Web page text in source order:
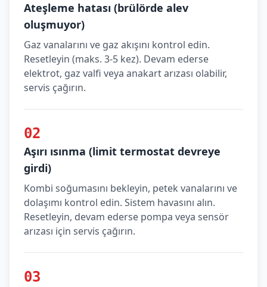
Ateşleme hatası (brülörde alev
oluşmuyor)
Gaz vanalarını ve gaz akışını kontrol edin.
Resetleyin (maks. 3-5 kez). Devam ederse
elektrot, gaz valfi veya anakart arızası olabilir,
servis çağırın.
02
Aşırı ısınma (limit termostat devreye
girdi)
Kombi soğumasını bekleyin, petek vanalarını ve
dolaşımı kontrol edin. Sistem havasını alın.
Resetleyin, devam ederse pompa veya sensör
arızası için servis çağırın.
03